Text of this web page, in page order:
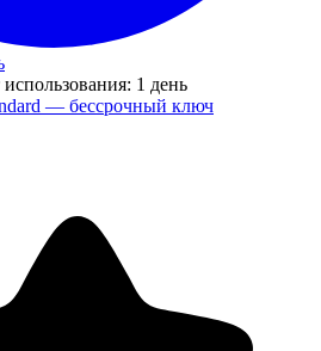
1 день
— бессрочный ключ